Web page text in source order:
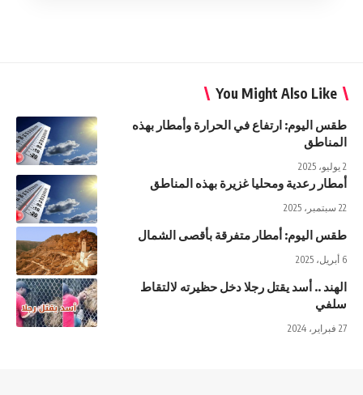
You Might Also Like
طقس اليوم: ارتفاع في الحرارة وأمطار بهذه
المناطق
2 يوليو، 2025
أمطار رعدية ومحليا غزيرة بهذه المناطق
22 سبتمبر، 2025
طقس اليوم: أمطار متفرقة بأقصى الشمال
6 أبريل، 2025
الهند .. أسد يقتل رجلا دخل حظيرته لالتقاط
سلفي
27 فبراير، 2024